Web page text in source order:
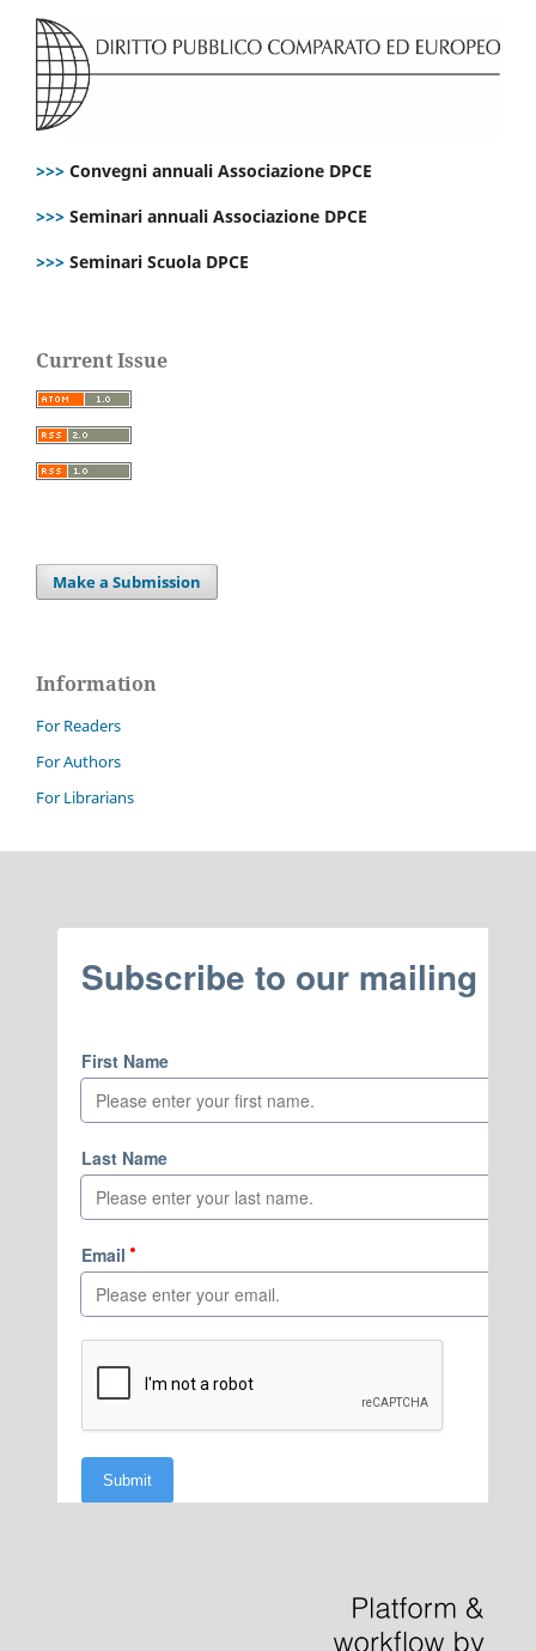
>>> Convegni annuali Associazione DPCE
>>> Seminari annuali Associazione DPCE
>>> Seminari Scuola DPCE
Current Issue
Make a Submission
Information
For Readers
For Authors
For Librarians